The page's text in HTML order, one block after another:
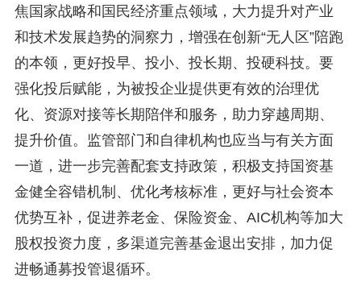
焦国家战略和国民经济重点领域，大力提升对产业
和技术发展趋势的洞察力，增强在创新“无人区”陪跑
的本领，更好投早、投小、投长期、投硬科技。要
强化投后赋能，为被投企业提供更有效的治理优
化、资源对接等长期陪伴和服务，助力穿越周期、
提升价值。监管部门和自律机构也应当与有关方面
一道，进一步完善配套支持政策，积极支持国资基
金健全容错机制、优化考核标准，更好与社会资本
优势互补，促进养老金、保险资金、AIC机构等加大
股权投资力度，多渠道完善基金退出安排，加力促
进畅通募投管退循环。